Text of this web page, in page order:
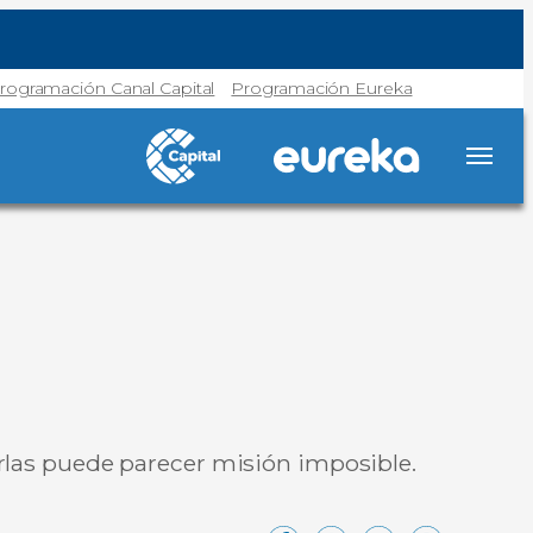
Canal Capital Programación Eureka
puede parecer misión imposible.